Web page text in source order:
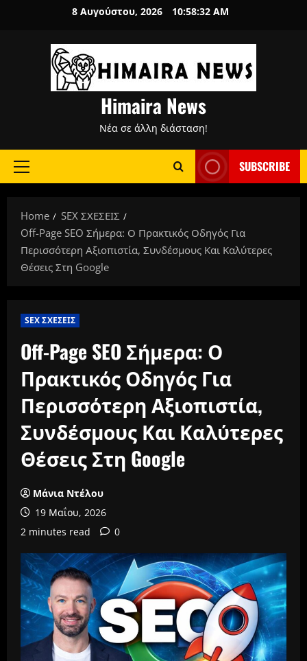
8 Αυγούστου, 2026 10:58:33 AM
Himaira News
Νέα σε άλλη διάσταση!
Primary
SUBSCRIBE
Home
SEX ΣΧΕΣΕΙΣ
Off-Page SEO Σήμερα: Ο Πρακτικός Οδηγός Για
Περισσότερη Αξιοπιστία, Συνδέσμους Και Καλύτερες
Θέσεις Στη Google
SEX ΣΧΕΣΕΙΣ
Off-Page SEO Σήμερα: Ο
Πρακτικός Οδηγός Για
Περισσότερη Αξιοπιστία,
Συνδέσμους Και Καλύτερες
Θέσεις Στη Google
Μάνια Ντέλου
19 Μαΐου, 2026
2 minutes read
0